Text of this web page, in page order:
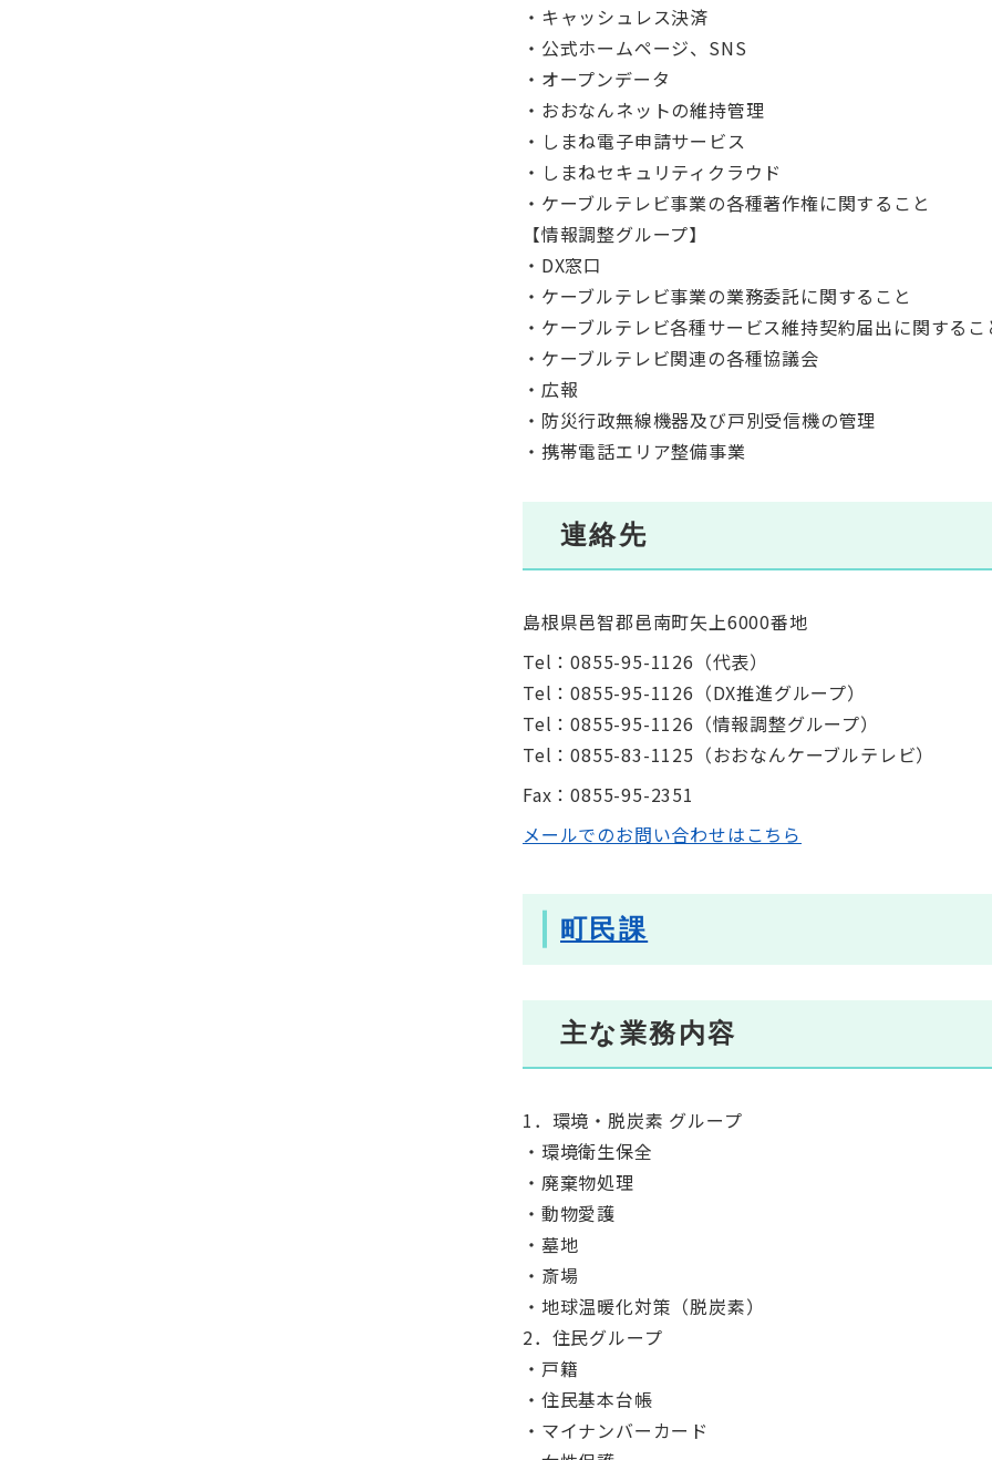
・キャッシュレス決済
・公式ホームページ、SNS
・オープンデータ
・おおなんネットの維持管理
・しまね電子申請サービス
・しまねセキュリティクラウド
・ケーブルテレビ事業の各種著作権に関すること
【情報調整グループ】
・DX窓口
・ケーブルテレビ事業の業務委託に関すること
・ケーブルテレビ各種サービス維持契約届出に関するこ
・ケーブルテレビ関連の各種協議会
・広報
・防災行政無線機器及び戸別受信機の管理
・携帯電話エリア整備事業
連絡先
島根県邑智郡邑南町矢上6000番地
Tel：0855-95-1126 （代表）
Tel：0855-95-1126 （DX推進グループ）
Tel：0855-95-1126 （情報調整グループ）
Tel：0855-83-1125 （おおなんケーブルテレビ）
Fax：0855-95-2351
メールでのお問い合わせはこちら
町民課
主な業務内容
1．環境・脱炭素 グループ
・環境衛生保全
・廃棄物処理
・動物愛護
・墓地
・斎場
・地球温暖化対策（脱炭素）
2．住民グループ
・戸籍
・住民基本台帳
・マイナンバーカード